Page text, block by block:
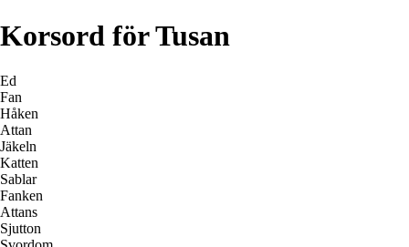
Korsord för Tusan
Ed
Fan
Håken
Attan
Jäkeln
Katten
Sablar
Fanken
Attans
Sjutton